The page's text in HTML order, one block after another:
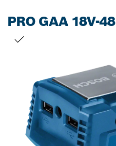
PRO GAA 18V-48